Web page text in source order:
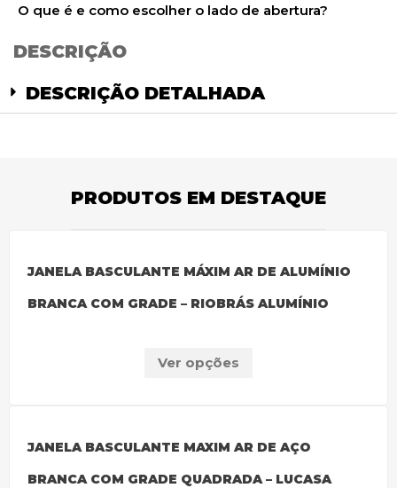
O que é e como escolher o lado de abertura?
DESCRIÇÃO
DESCRIÇÃO DETALHADA
PRODUTOS EM DESTAQUE
JANELA BASCULANTE MÁXIM AR DE ALUMÍNIO
BRANCA COM GRADE – RIOBRÁS ALUMÍNIO
Ver opções
JANELA BASCULANTE MAXIM AR DE AÇO
BRANCA COM GRADE QUADRADA – LUCASA